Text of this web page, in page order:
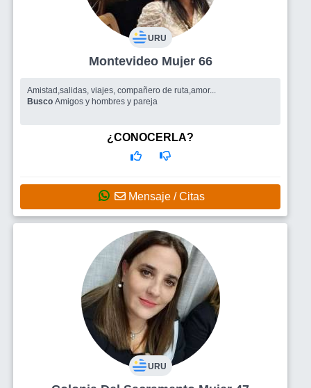
URU
Montevideo Mujer 66
Amistad,salidas, viajes, compañero de ruta,amor...
Busco Amigos y hombres y pareja
¿CONOCERLA?
Mensaje / Citas
URU